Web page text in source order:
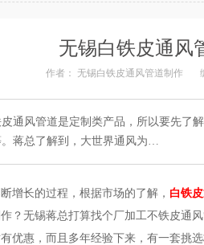
无锡白铁皮通风
作者： 无锡白铁皮通风管道制作
皮通风管道是定制类产品，所以要先了
蒋总了解到，大世界通风为…
增长的过程，根据市场的了解， 白铁
？无锡蒋总打算找个厂加工不铁皮通
优惠，而且多年经验下来，有一套挑